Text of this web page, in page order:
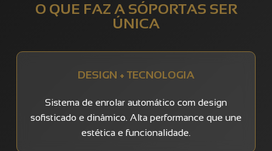
O QUE FAZ A SÓPORTAS SER
ÚNICA
DESIGN + TECNOLOGIA
Sistema de enrolar automático com design
sofisticado e dinâmico. Alta performance que une
estética e funcionalidade.